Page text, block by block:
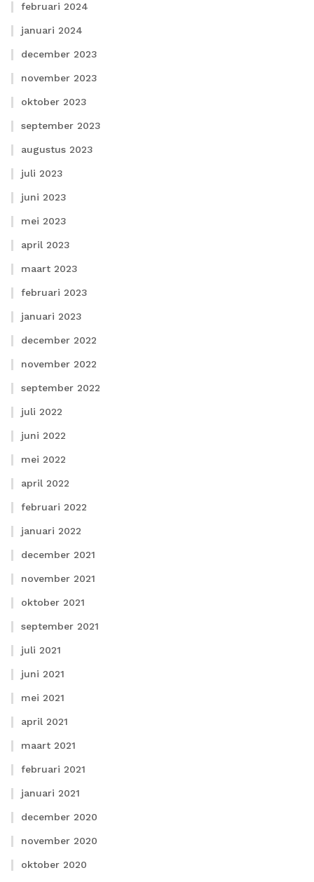
februari 2024
januari 2024
december 2023
november 2023
oktober 2023
september 2023
augustus 2023
juli 2023
juni 2023
mei 2023
april 2023
maart 2023
februari 2023
januari 2023
december 2022
november 2022
september 2022
juli 2022
juni 2022
mei 2022
april 2022
februari 2022
januari 2022
december 2021
november 2021
oktober 2021
september 2021
juli 2021
juni 2021
mei 2021
april 2021
maart 2021
februari 2021
januari 2021
december 2020
november 2020
oktober 2020